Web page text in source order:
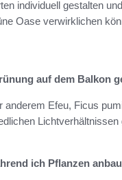
individuell gestalten
Oase verwirklichen
auf dem Balkon
Efeu, Ficus
ich Pflanzen